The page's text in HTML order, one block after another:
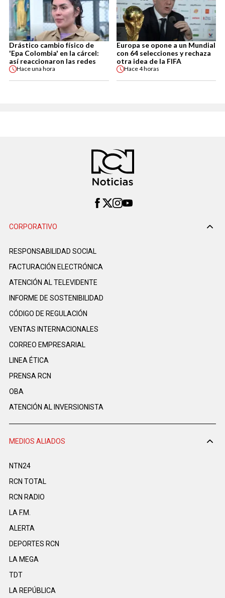
Drástico cambio físico de
'Epa Colombia' en la cárcel:
así reaccionaron las redes
Haceuna hora
Europa se opone a un Mundial
con 64 selecciones y rechaza
otra idea de la FIFA
Hace4 horas
CORPORATIVO
RESPONSABILIDAD SOCIAL
FACTURACIÓN ELECTRÓNICA
ATENCIÓN AL TELEVIDENTE
INFORME DE SOSTENIBILIDAD
CÓDIGO DE REGULACIÓN
VENTAS INTERNACIONALES
CORREO EMPRESARIAL
LINEA ÉTICA
PRENSA RCN
OBA
ATENCIÓN AL INVERSIONISTA
MEDIOS ALIADOS
NTN24
RCN TOTAL
RCN RADIO
LA F.M.
ALERTA
DEPORTES RCN
LA MEGA
TDT
LA REPÚBLICA